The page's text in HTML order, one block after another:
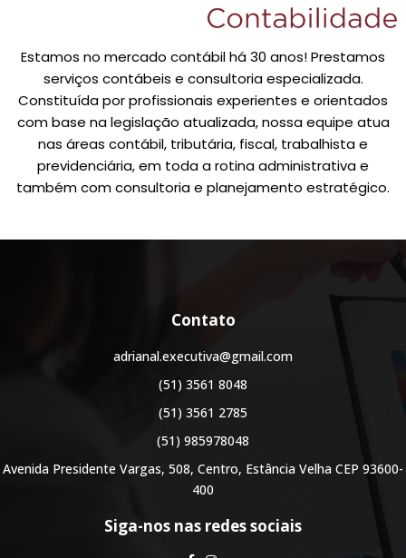
Estamos no mercado contábil há 30 anos! Prestamos
serviços contábeis e consultoria especializada.
Constituída por profissionais experientes e orientados
com base na legislação atualizada, nossa equipe atua
nas áreas contábil, tributária, fiscal, trabalhista e
previdenciária, em toda a rotina administrativa e
também com consultoria e planejamento estratégico.
Contato
adrianal.executiva@gmail.com
(51) 3561 8048
(51) 3561 2785
(51) 985978048
Avenida Presidente Vargas, 508, Centro, Estância Velha CEP 93600-
400
Siga-nos nas redes sociais